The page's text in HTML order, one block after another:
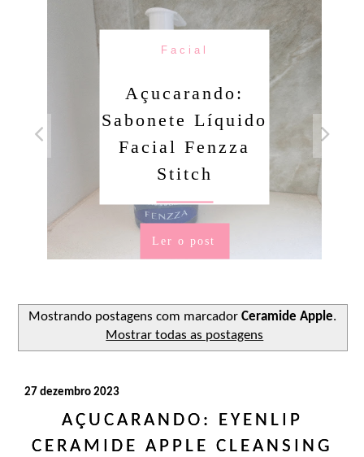
Facial
Açucarando:
Sabonete Líquido
Facial Fenzza
Stitch
Ler o post
Mostrando postagens com marcador Ceramide Apple.
Mostrar todas as postagens
27 dezembro 2023
AÇUCARANDO: EYENLIP
CERAMIDE APPLE CLEANSING